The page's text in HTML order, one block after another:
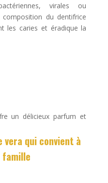
virales ou
du dentifrice
les caries et éradique la
un délicieux parfum et
vera qui convient à